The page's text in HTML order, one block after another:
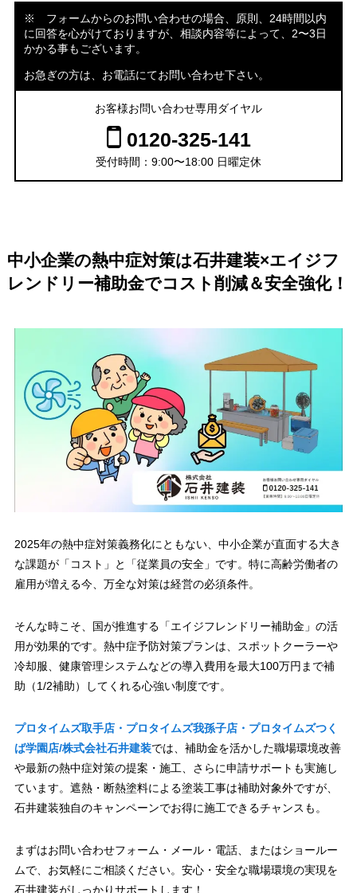
※ フォームからのお問い合わせの場合、原則、24時間以内
に回答を心がけておりますが、相談内容等によって、2〜3日
かかる事もございます。
お急ぎの方は、お電話にてお問い合わせ下さい。
お客様お問い合わせ専用ダイヤル
0120-325-141
受付時間：9:00〜18:00 日曜定休
中小企業の熱中症対策は石井建装×エイジフ
レンドリー補助金でコスト削減＆安全強化！
2025年の熱中症対策義務化にともない、中小企業が直面する大き
な課題が「コスト」と「従業員の安全」です。特に高齢労働者の
雇用が増える今、万全な対策は経営の必須条件。
そんな時こそ、国が推進する「エイジフレンドリー補助金」の活
用が効果的です。熱中症予防対策プランは、スポットクーラーや
冷却服、健康管理システムなどの導入費用を最大100万円まで補
助（1/2補助）してくれる心強い制度です。
プロタイムズ取手店・プロタイムズ我孫子店・プロタイムズつく
ば学園店/株式会社石井建装では、補助金を活かした職場環境改善
や最新の熱中症対策の提案・施工、さらに申請サポートも実施し
ています。遮熱・断熱塗料による塗装工事は補助対象外ですが、
石井建装独自のキャンペーンでお得に施工できるチャンスも。
まずはお問い合わせフォーム・メール・電話、またはショールー
ムで、お気軽にご相談ください。安心・安全な職場環境の実現を
石井建装がしっかりサポートします！